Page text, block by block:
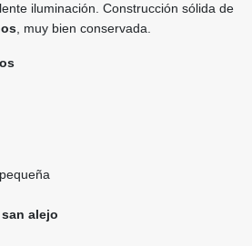
iluminación. Construcción sólida de
, muy bien conservada.
san alejo